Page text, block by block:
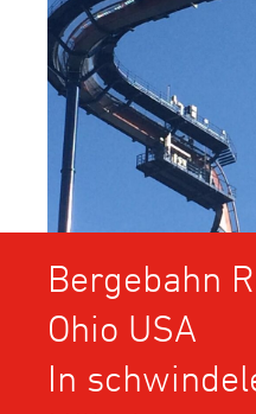
Bergebahn
Ohio USA
In